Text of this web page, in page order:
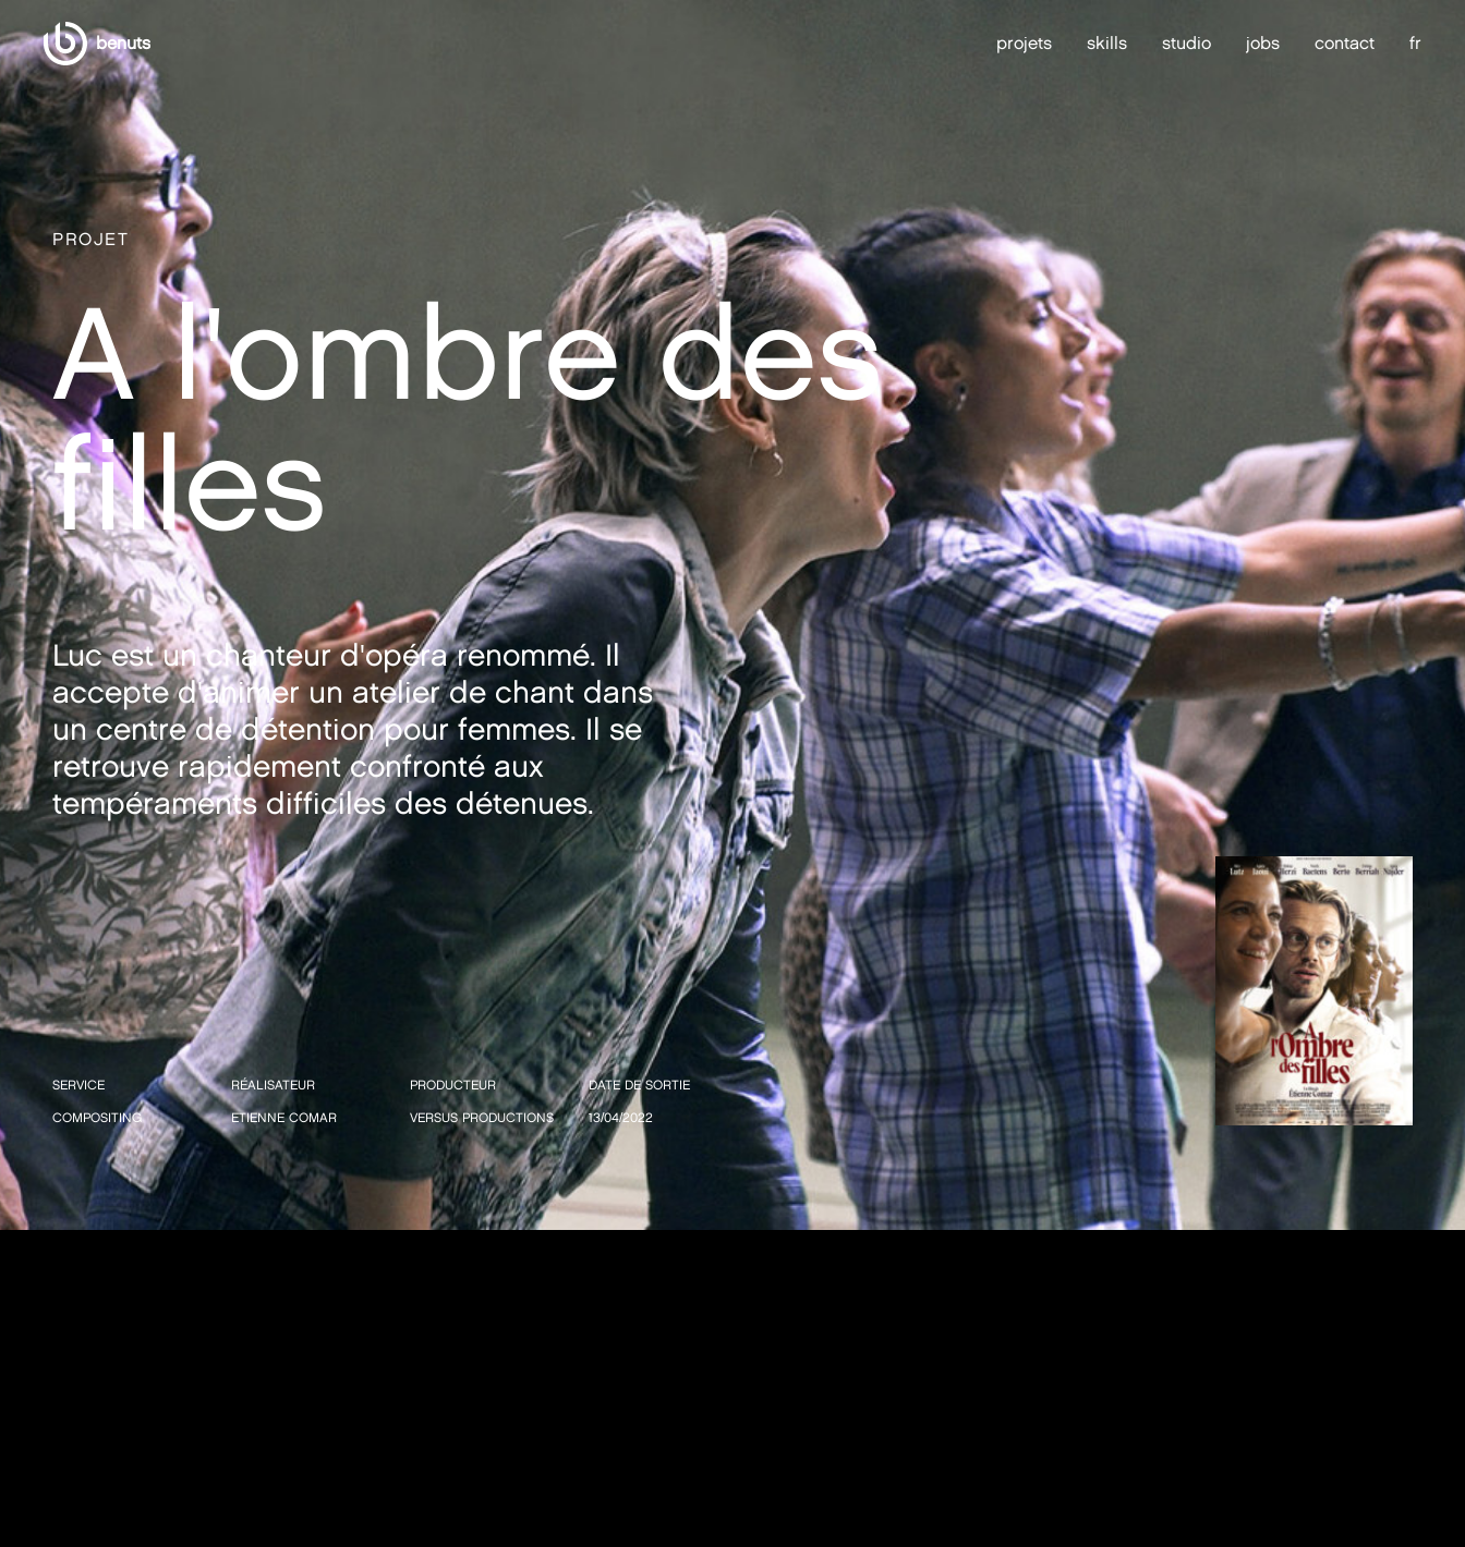
benuts projets skills studio jobs contact fr
PROJET
A l'ombre des
filles
Luc est un chanteur d'opéra renommé. Il
accepte d'animer un atelier de chant dans
un centre de détention pour femmes. Il se
retrouve rapidement confronté aux
tempéraments difficiles des détenues.
SERVICE
COMPOSITING
RÉALISATEUR
ETIENNE COMAR
PRODUCTEUR
VERSUS PRODUCTIONS
DATE DE SORTIE
13/04/2022